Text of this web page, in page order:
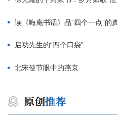
读《晦庵书话》品“四个一点”的
启功先生的“四个口袋”
北宋使节眼中的燕京